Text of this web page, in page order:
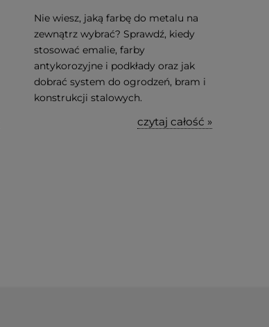
Nie wiesz, jaką farbę do metalu na
zewnątrz wybrać? Sprawdź, kiedy
stosować emalie, farby
antykorozyjne i podkłady oraz jak
dobrać system do ogrodzeń, bram i
konstrukcji stalowych.
czytaj całość »